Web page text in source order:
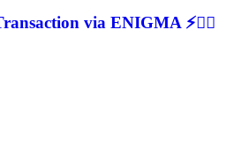
via ENIGMA ⚡🕵‍♂